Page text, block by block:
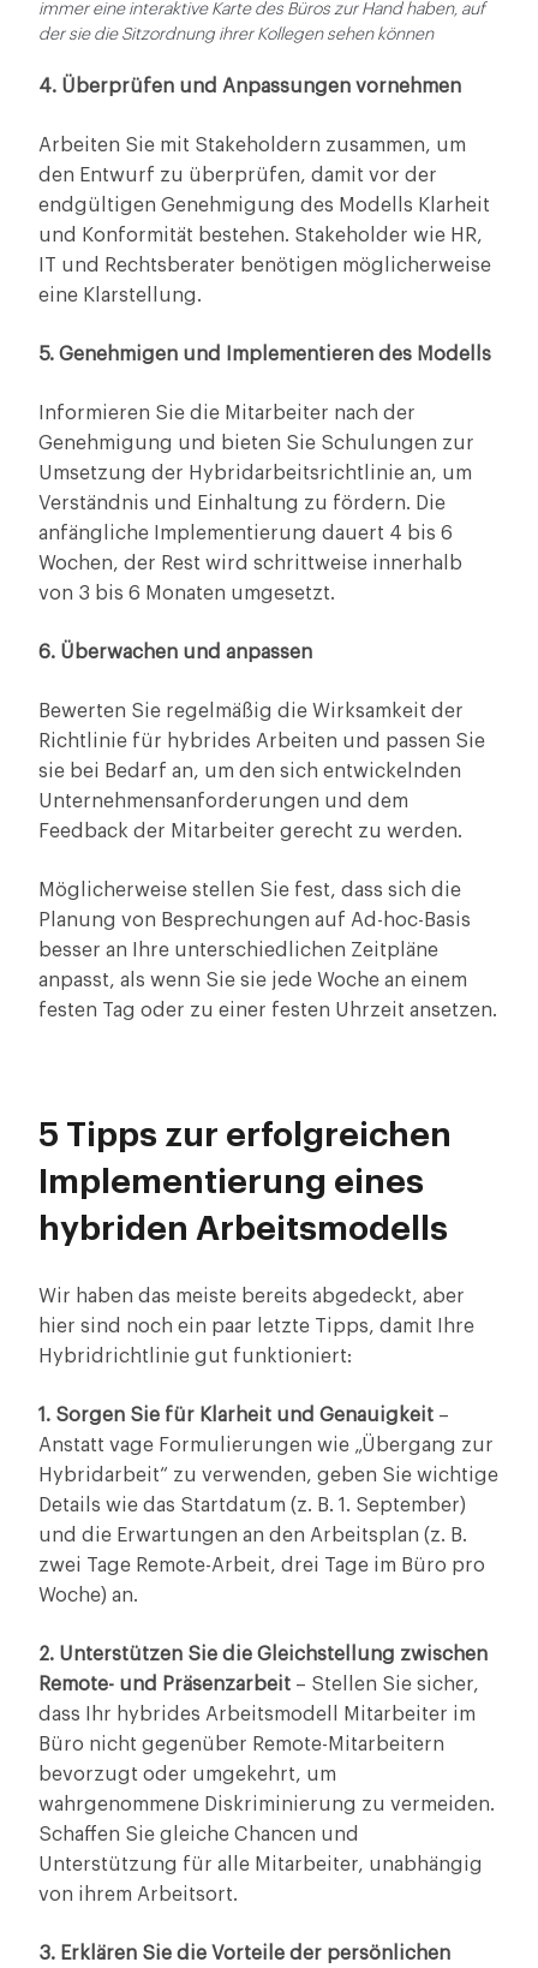
immer eine interaktive Karte des Büros zur Hand haben, auf
der sie die Sitzordnung ihrer Kollegen sehen können
4. Überprüfen und Anpassungen vornehmen
Arbeiten Sie mit Stakeholdern zusammen, um
den Entwurf zu überprüfen, damit vor der
endgültigen Genehmigung des Modells Klarheit
und Konformität bestehen. Stakeholder wie HR,
IT und Rechtsberater benötigen möglicherweise
eine Klarstellung.
5. Genehmigen und Implementieren des Modells
Informieren Sie die Mitarbeiter nach der
Genehmigung und bieten Sie Schulungen zur
Umsetzung der Hybridarbeitsrichtlinie an, um
Verständnis und Einhaltung zu fördern. Die
anfängliche Implementierung dauert 4 bis 6
Wochen, der Rest wird schrittweise innerhalb
von 3 bis 6 Monaten umgesetzt.
6. Überwachen und anpassen
Bewerten Sie regelmäßig die Wirksamkeit der
Richtlinie für hybrides Arbeiten und passen Sie
sie bei Bedarf an, um den sich entwickelnden
Unternehmensanforderungen und dem
Feedback der Mitarbeiter gerecht zu werden.
Möglicherweise stellen Sie fest, dass sich die
Planung von Besprechungen auf Ad-hoc-Basis
besser an Ihre unterschiedlichen Zeitpläne
anpasst, als wenn Sie sie jede Woche an einem
festen Tag oder zu einer festen Uhrzeit ansetzen.
5 Tipps zur erfolgreichen
Implementierung eines
hybriden Arbeitsmodells
Wir haben das meiste bereits abgedeckt, aber
hier sind noch ein paar letzte Tipps, damit Ihre
Hybridrichtlinie gut funktioniert:
1. Sorgen Sie für Klarheit und Genauigkeit –
Anstatt vage Formulierungen wie „Übergang zur
Hybridarbeit“ zu verwenden, geben Sie wichtige
Details wie das Startdatum (z. B. 1. September)
und die Erwartungen an den Arbeitsplan (z. B.
zwei Tage Remote-Arbeit, drei Tage im Büro pro
Woche) an.
2. Unterstützen Sie die Gleichstellung zwischen
Remote- und Präsenzarbeit – Stellen Sie sicher,
dass Ihr hybrides Arbeitsmodell Mitarbeiter im
Büro nicht gegenüber Remote-Mitarbeitern
bevorzugt oder umgekehrt, um
wahrgenommene Diskriminierung zu vermeiden.
Schaffen Sie gleiche Chancen und
Unterstützung für alle Mitarbeiter, unabhängig
von ihrem Arbeitsort.
3. Erklären Sie die Vorteile der persönlichen